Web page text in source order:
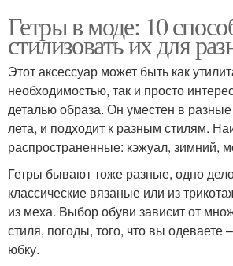
Гетры в моде: 10
стилизовать их для
Этот аксессуар может быть как
необходимостью, так и просто
деталью образа. Он уместен в
лета, и подходит к разным стилям.
распространенные: кэжуал, зимний,
Гетры бывают тоже разные, одно
классические вязаные или из
из меха. Выбор обуви зависит от
стиля, погоды, того, что вы одеваете
юбку.